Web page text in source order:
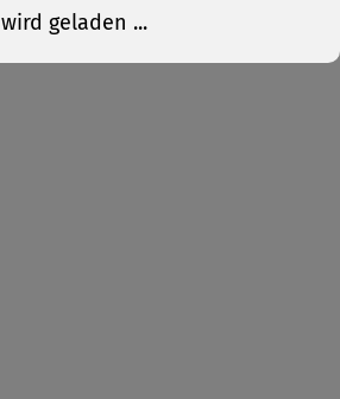
wird geladen ...